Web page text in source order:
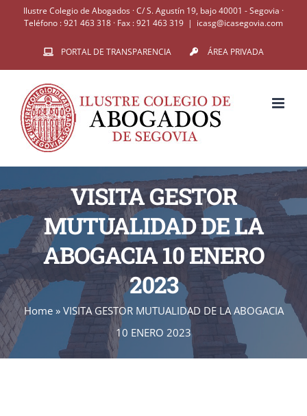
Saltar
contenido
Ilustre Colegio de Abogados · C/ S. Agustín 19, bajo 40001 - Segovia ·
Teléfono : 921 463 318 · Fax : 921 463 319 | icasg@icasegovia.com
PORTAL DE TRANSPARENCIA ÁREA PRIVADA
VISITA GESTOR
MUTUALIDAD DE LA
ABOGACIA 10 ENERO
2023
Home» VISITA GESTOR MUTUALIDAD DE LA ABOGACIA
10 ENERO 2023